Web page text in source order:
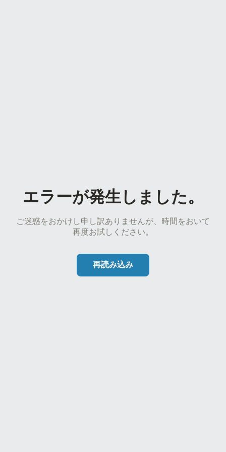
エラーが発生しました。
ご迷惑をおかけし申し訳ありませんが、時間をおいて
再度お試しください。
再読み込み